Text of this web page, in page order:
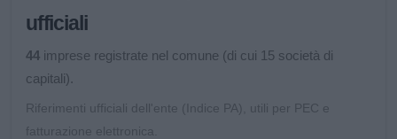
ufficiali
44 imprese registrate nel comune (di cui 15 società di
capitali).
Riferimenti ufficiali dell'ente (Indice PA), utili per PEC e
fatturazione elettronica.